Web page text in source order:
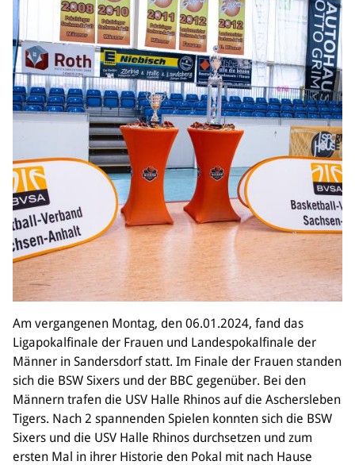
Am vergangenen Montag, den 06.01.2024, fand das
Ligapokalfinale der Frauen und Landespokalfinale der
Männer in Sandersdorf statt. Im Finale der Frauen standen
sich die BSW Sixers und der BBC gegenüber. Bei den
Männern trafen die USV Halle Rhinos auf die Aschersleben
Tigers. Nach 2 spannenden Spielen konnten sich die BSW
Sixers und die USV Halle Rhinos durchsetzen und zum
ersten Mal in ihrer Historie den Pokal mit nach Hause